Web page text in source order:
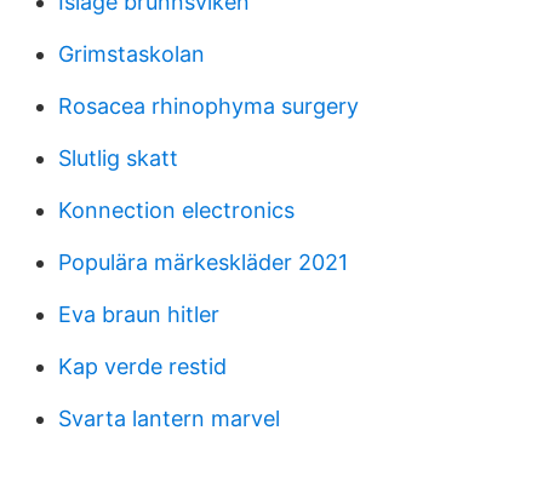
Grimstaskolan
Rosacea rhinophyma surgery
Slutlig skatt
Konnection electronics
Populära märkeskläder 2021
Eva braun hitler
Kap verde restid
Svarta lantern marvel